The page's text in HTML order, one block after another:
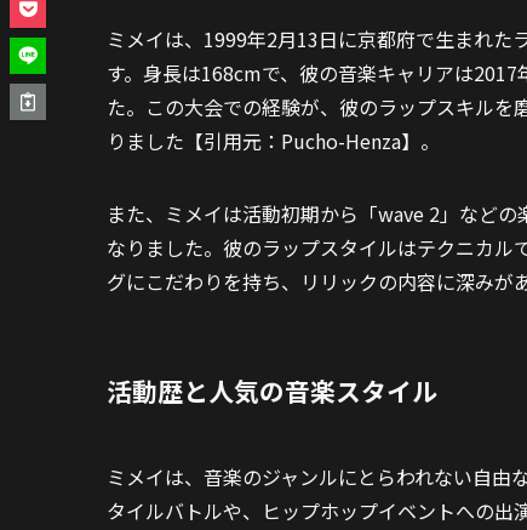
ミメイは、1999年2月13日に京都府で生まれた
す。身長は168cmで、彼の音楽キャリアは
た。この大会での経験が、彼のラップスキル
りました【引用元：Pucho-Henza】。
また、ミメイは活動初期から「wave 2」など
なりました。彼のラップスタイルはテクニカ
グにこだわりを持ち、リリックの内容に深みが
活動歴と人気の音楽スタイル
ミメイは、音楽のジャンルにとらわれない自由
タイルバトルや、ヒップホップイベントへの出